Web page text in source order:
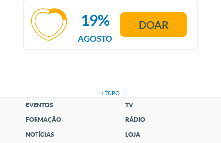
AGOSTO
19% DOAR
↑ TOPO
EVENTOS
FORMAÇÃO
NOTÍCIAS
TV
RÁDIO
LOJA